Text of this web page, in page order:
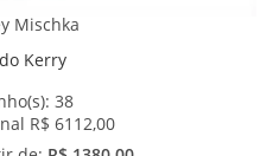
Mischka
Kerry
38
R$ 6112,00